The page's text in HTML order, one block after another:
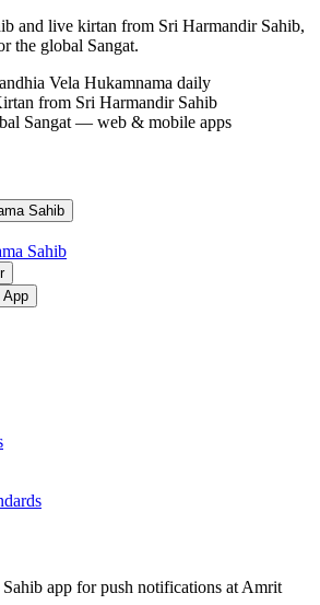
and live kirtan from Sri Harmandir Sahib,
the global Sangat.
Vela Hukamnama daily
from Sri Harmandir Sahib
Sangat — web & mobile apps
Sahib
Sahib
App
app for push notifications at Amrit